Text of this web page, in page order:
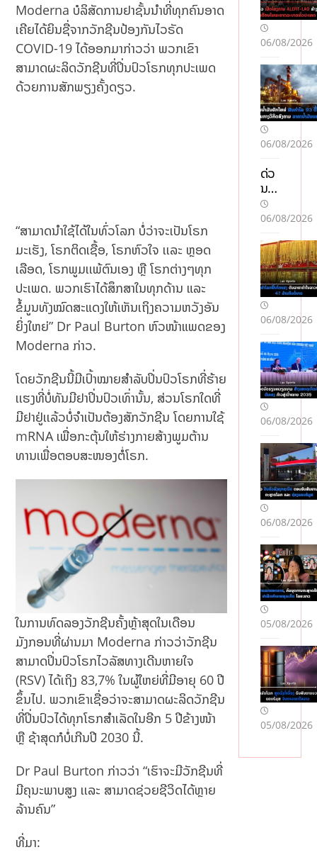
Moderna ບໍລິສັດການຢາຊັ້ນນໍາທີ່ທຸກຄົນອາດ
ເຄີຍໄດ້ຍິນຊື່ຈາກວັກຊີນປ້ອງກັນໄວຣັດ
COVID-19 ໄດ້ອອກມາກ່າວວ່າ ພວກເຂົາ
ສາມາດຜະລິດວັກຊີນທີ່ປິ່ນປົວໂຣກທຸກປະເພດ
ດ້ວຍການສັກພຽງຄັ້ງດຽວ.
“ສາມາດນຳໃຊ້ໄດ້ໃນທົ່ວໂລກ ບໍ່ວ່າຈະເປັນໂຣກ
ມະເຮັງ, ໂຣກຕິດເຊື້ອ, ໂຣກຫົວໃຈ ເເລະ ຫຼອດ
ເລືອດ, ໂຣກພູມເເພ້ຕົນເອງ ຫຼື ໂຣກຕ່າງໆທຸກ
ປະເພດ. ພວກເຮົາໄດ້ສຶກສາໃນທຸກດ້ານ ແລະ
ຂໍ້ມູນທັງໝົດສະແດງໃຫ້ເຫັນເຖິງຄວາມຫວັງອັນ
ຍິ່ງໃຫຍ່” Dr Paul Burton ຫົວໜ້າແພດຂອງ
Moderna ກ່າວ.
ໂດຍວັກຊີນນີ້ມີເປົ້າໝາຍສຳລັບປິ່ນປົວໂຣກທີ່ຮ້າຍ
ເເຮງທີ່ບໍ່ທັນມີຢາປິ່ນປົວເທົ່ານັ້ນ, ສ່ວນໂຣກໃດທີ່
ມີຢາຢູ່ເເລ້ວບໍ່ຈຳເປັນຕ້ອງສັກວັກຊີນ ໂດຍການໃຊ້
mRNA ເພື່ອກະຕຸ້ນໃຫ້ຮ່າງກາຍສ້າງພູມຕ້ານ
ທານເພື່ອຕອບສະໜອງຕໍ່ໂຣກ.
ໃນການທົດລອງວັກຊີນຄັ້ງຫຼ້າສຸດໃນເດືອນ
ມັງກອນທີ່ຜ່ານມາ Moderna ກ່າວວ່າວັກຊີນ
ສາມາດປິ່ນປົວໂຣກໄວລັສທາງເດີນຫາຍໃຈ
(RSV) ໄດ້ເຖິງ 83,7% ໃນຜູ້ໃຫຍ່ທີ່ມີອາຍຸ 60 ປີ
ຂຶ້ນໄປ. ພວກ​ເຂົາ​​ເຊື່ອ​ວ່າຈະສາມາດຜະລິດວັກຊີນ
ທີ່ປິ່ນປົວໄດ້ທຸກໂຣກສຳເລັດໃນອີກ 5 ປີ​ຂ້າງ​ໜ້າ​
ຫຼື ຊ້າສຸດກໍບໍ່ເກີນປີ 2030 ນີ້​.
Dr Paul Burton ກ່າວວ່າ “ເຮົາຈະມີວັກຊີນທີ່
ມີຄຸນະພາບສູງ ເເລະ ສາມາດຊ່ວຍຊີວິດໄດ້ຫຼາຍ
ລ້ານຄົນ”
ທີ່ມາ:
06/08/2026
06/08/2026
ດ່ວ
ນ!
ແຈ້ງ
ເຕືອ
ໄພ
ນໍ້າ
ຖ້ວ
ມ 3
ສາຍ
ນໍ້າ
ລະ
ດັບ
ນໍ້າ
ໃກ້
ແຕະ
ຈຸດ
ອັນ
ຕະ
ລາຍ
06/08/2026
06/08/2026
06/08/2026
06/08/2026
05/08/2026
05/08/2026